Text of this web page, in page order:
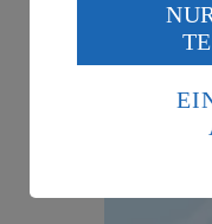
Wenn du auf
des Art. 49 Abs. 1
Daten in den USA
die USA als Land
Standards nicht
Es besteht das
Informationen zum